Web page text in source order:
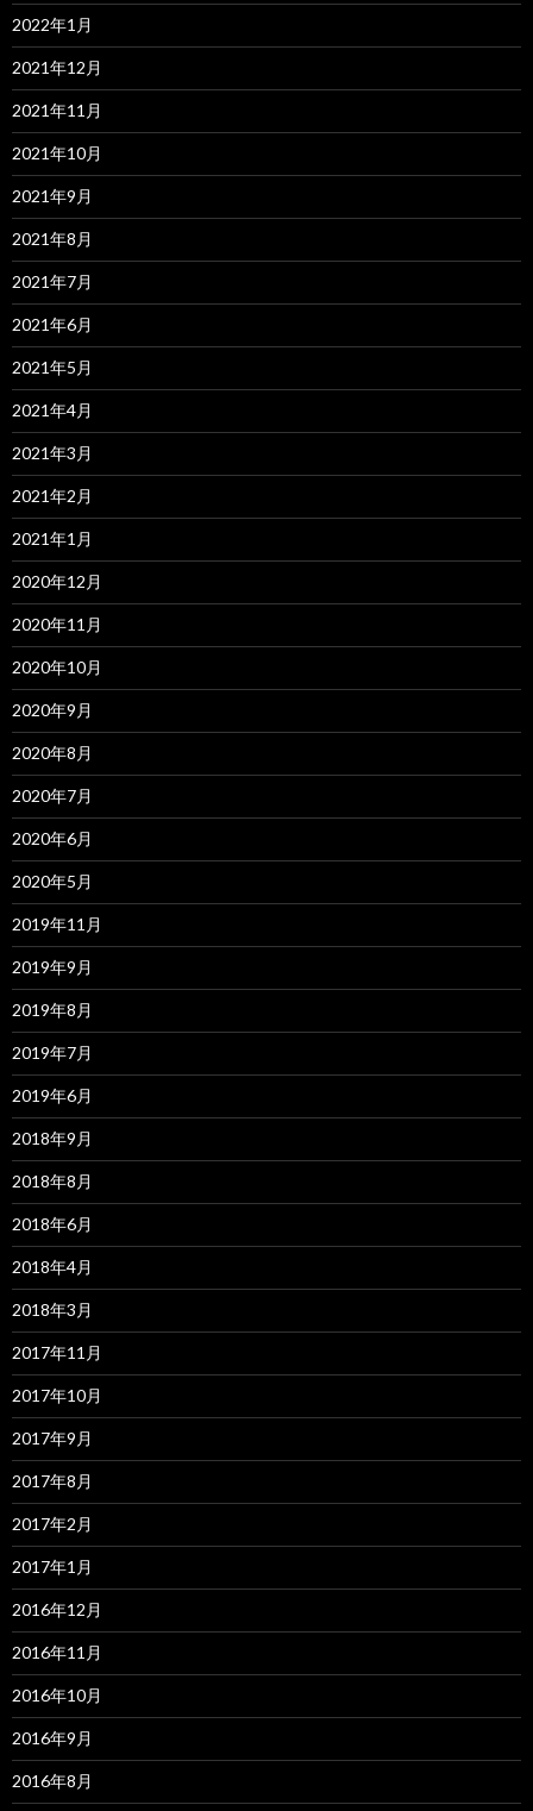
2022年1月
2021年12月
2021年11月
2021年10月
2021年9月
2021年8月
2021年7月
2021年6月
2021年5月
2021年4月
2021年3月
2021年2月
2021年1月
2020年12月
2020年11月
2020年10月
2020年9月
2020年8月
2020年7月
2020年6月
2020年5月
2019年11月
2019年9月
2019年8月
2019年7月
2019年6月
2018年9月
2018年8月
2018年6月
2018年4月
2018年3月
2017年11月
2017年10月
2017年9月
2017年8月
2017年2月
2017年1月
2016年12月
2016年11月
2016年10月
2016年9月
2016年8月